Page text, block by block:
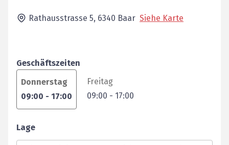
Rathausstrasse 5, 6340 Baar Siehe Karte
Geschäftszeiten
Donnerstag
09:00 - 17:00
Freitag
09:00 - 17:00
Lage